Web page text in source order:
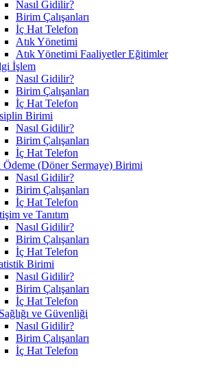
Nasıl Gidilir?
Birim Çalışanları
İç Hat Telefon
Atık Yönetimi
Atık Yönetimi Faaliyetler Eğitimler
İşlem
Nasıl Gidilir?
Birim Çalışanları
İç Hat Telefon
Birimi
Nasıl Gidilir?
Birim Çalışanları
İç Hat Telefon
Ödeme (Döner Sermaye) Birimi
Nasıl Gidilir?
Birim Çalışanları
İç Hat Telefon
ve Tanıtım
Nasıl Gidilir?
Birim Çalışanları
İç Hat Telefon
Birimi
Nasıl Gidilir?
Birim Çalışanları
İç Hat Telefon
ve Güvenliği
Nasıl Gidilir?
Birim Çalışanları
İç Hat Telefon